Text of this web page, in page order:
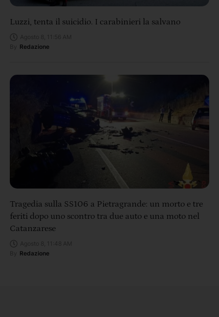
Luzzi, tenta il suicidio. I carabinieri la salvano
Redazione
Tragedia sulla SS106 a Pietragrande: un morto e tre
feriti dopo uno scontro tra due auto e una moto nel
Catanzarese
Redazione